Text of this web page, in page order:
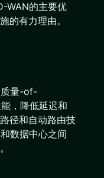
WAN的主要优
的有力理由。
质量-of-
，降低延迟和
径和自动路由技
数据中心之间